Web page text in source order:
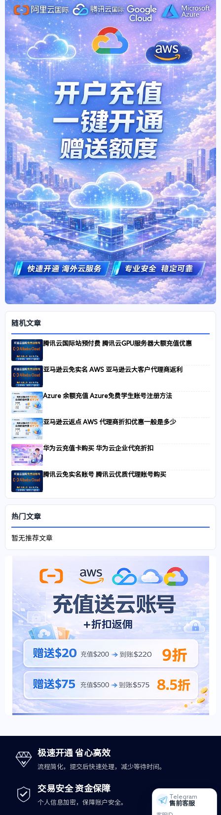
随机文章
腾讯云国际站预付费 腾讯云GPU服务器大额充值优惠
亚马逊云免实名 AWS 亚马逊云大客户代理商返利
Azure 余额充值 Azure免费学生账号注册方法
亚马逊云返点 AWS 代理商折扣优惠一般是多少
华为云充值卡购买 华为云企业代充折扣
腾讯云免实名账号 腾讯云优质代理账号购买
热门文章
暂无推荐文章
极速开通 省心高效
流程简化，提交后快速处理，减少等待时间。
交易安全 资金保障
个人信息加密，保障账户安全。
Telegram
售前客服